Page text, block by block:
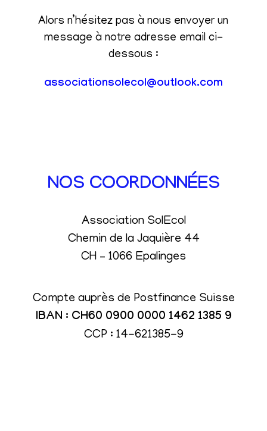
Alors n’hésitez pas à nous envoyer un
message à notre adresse email ci-
dessous :
associationsolecol@outlook.com
NOS COORDONNÉES
Association SolEcol
Chemin de la Jaquière 44
CH – 1066 Epalinges
Compte auprès de Postfinance Suisse
IBAN : CH60 0900 0000 1462 1385 9
CCP : 14-621385-9